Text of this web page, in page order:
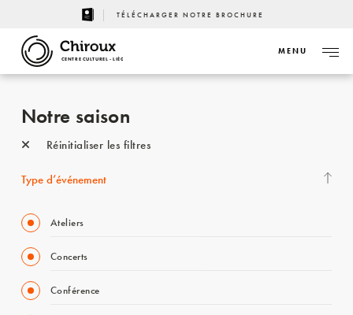
TÉLÉCHARGER NOTRE BROCHURE
CENTRE CULTUREL - LIÈGE
MENU
Notre saison
Réinitialiser les filtres
Type d’événement
Ateliers
Concerts
Conférence